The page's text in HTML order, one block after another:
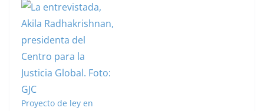
marcado por la
pandemia del nuevo
coronavirus, informó
este martes el
gobierno. Según la
secretaría de
Gobernación, los
operadores de la línea
911 recibieron 131.224
Proyecto de ley en